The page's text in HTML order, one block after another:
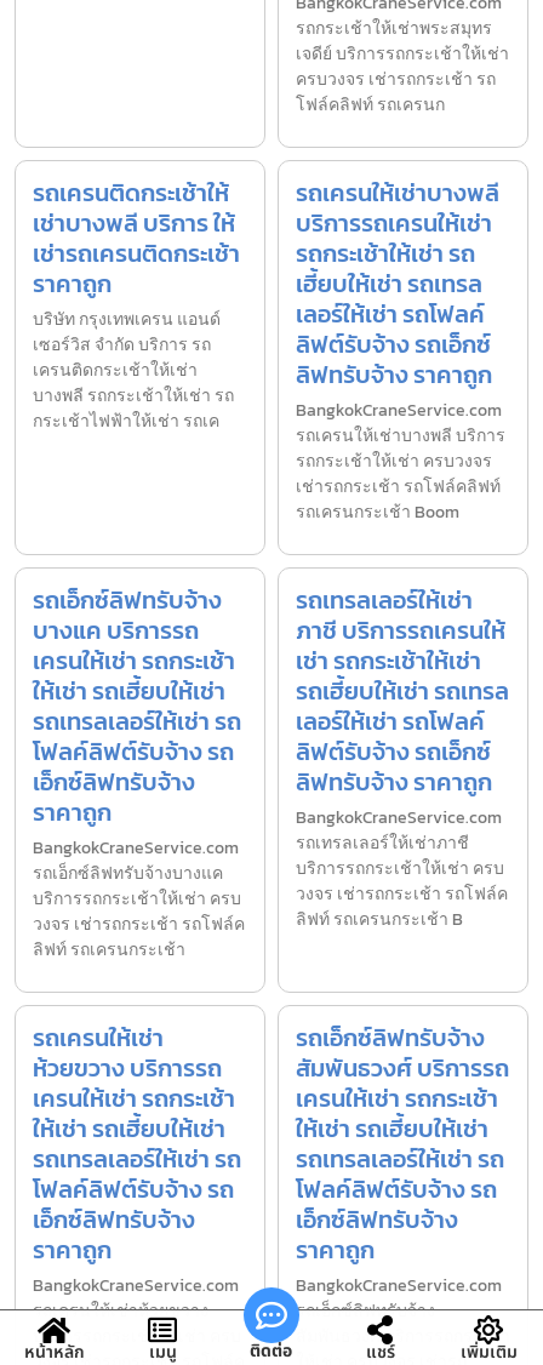
รถกระเช้าให้เช่าพระสมุทร
เจดีย์ บริการรถกระเช้าให้เช่า
ครบวงจร เช่ารถกระเช้า รถ
โฟล์คลิฟท์ รถเครนก
รถเครนติดกระเช้าให้
เช่าบางพลี บริการ ให้
เช่ารถเครนติดกระเช้า
ราคาถูก
บริษัท กรุงเทพเครน แอนด์
เซอร์วิส จำกัด บริการ รถ
เครนติดกระเช้าให้เช่า
บางพลี รถกระเช้าให้เช่า รถ
กระเช้าไฟฟ้าให้เช่า รถเค
รถเครนให้เช่าบางพลี
บริการรถเครนให้เช่า
รถกระเช้าให้เช่า รถ
เฮี้ยบให้เช่า รถเทรล
เลอร์ให้เช่า รถโฟลค์
ลิฟต์รับจ้าง รถเอ็กซ์
ลิฟทรับจ้าง ราคาถูก
BangkokCraneService.com
รถเครนให้เช่าบางพลี บริการ
รถกระเช้าให้เช่า ครบวงจร
เช่ารถกระเช้า รถโฟล์คลิฟท์
รถเครนกระเช้า Boom
รถเอ็กซ์ลิฟทรับจ้าง
บางแค บริการรถ
เครนให้เช่า รถกระเช้า
ให้เช่า รถเฮี้ยบให้เช่า
รถเทรลเลอร์ให้เช่า รถ
โฟลค์ลิฟต์รับจ้าง รถ
เอ็กซ์ลิฟทรับจ้าง
ราคาถูก
BangkokCraneService.com
รถเอ็กซ์ลิฟทรับจ้างบางแค
บริการรถกระเช้าให้เช่า ครบ
วงจร เช่ารถกระเช้า รถโฟล์ค
ลิฟท์ รถเครนกระเช้า
รถเทรลเลอร์ให้เช่า
ภาชี บริการรถเครนให้
เช่า รถกระเช้าให้เช่า
รถเฮี้ยบให้เช่า รถเทรล
เลอร์ให้เช่า รถโฟลค์
ลิฟต์รับจ้าง รถเอ็กซ์
ลิฟทรับจ้าง ราคาถูก
BangkokCraneService.com
รถเทรลเลอร์ให้เช่าภาชี
บริการรถกระเช้าให้เช่า ครบ
วงจร เช่ารถกระเช้า รถโฟล์ค
ลิฟท์ รถเครนกระเช้า B
รถเครนให้เช่า
ห้วยขวาง บริการรถ
เครนให้เช่า รถกระเช้า
ให้เช่า รถเฮี้ยบให้เช่า
รถเทรลเลอร์ให้เช่า รถ
โฟลค์ลิฟต์รับจ้าง รถ
เอ็กซ์ลิฟทรับจ้าง
ราคาถูก
BangkokCraneService.com
รถเครนให้เช่าห้วยขวาง
บริการรถกระเช้าให้เช่า ครบ
รถเอ็กซ์ลิฟทรับจ้าง
สัมพันธวงศ์ บริการรถ
เครนให้เช่า รถกระเช้า
ให้เช่า รถเฮี้ยบให้เช่า
รถเทรลเลอร์ให้เช่า รถ
โฟลค์ลิฟต์รับจ้าง รถ
เอ็กซ์ลิฟทรับจ้าง
ราคาถูก
BangkokCraneService.com
รถเอ็กซ์ลิฟทรับจ้าง
สัมพันธวงศ์ บริการรถกระเช้า
หน้าหลัก เมนู ติดต่อ แชร์ เพิ่มเติม